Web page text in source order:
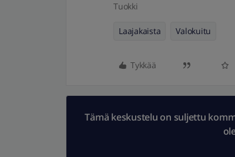
Tuokki
Laajakaista Valokuitu
Tykkää
Tämä keskustelu on suljettu